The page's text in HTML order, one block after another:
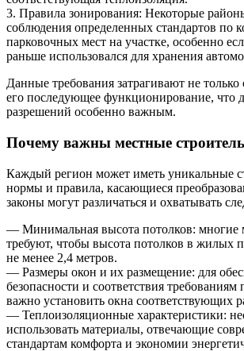
3. Правила зонирования: Некоторые
соблюдения определенных стандартов по
парковочных мест на участке, особенно
раньше использовался для хранения
Данные требования затрагивают не
его последующее функционирование, что
разрешений особенно важным.
Почему важны местные
Каждый регион может иметь уникальные
нормы и правила, касающиеся
законы могут различаться и охватывать
— Минимальная высота потолков: многие
требуют, чтобы высота потолков в жилых
не менее 2,4 метров.
— Размеры окон и их размещение: для
безопасности и соответствия
важно установить окна соответствующих
— Теплоизоляционные характеристики:
использовать материалы, отвечающие
стандартам комфорта и экономии